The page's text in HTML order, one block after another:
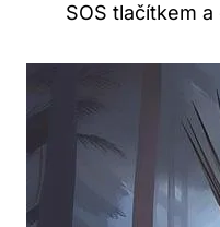
SOS tlačítkem